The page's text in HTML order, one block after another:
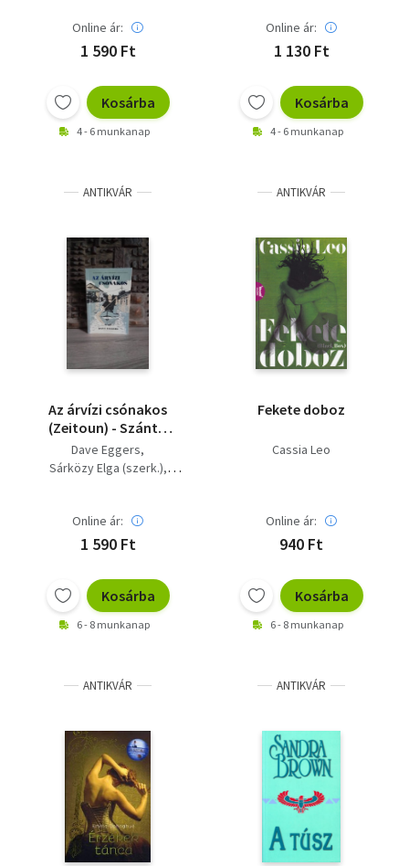
Online ár:
1 590 Ft
Kosárba
4 - 6 munkanap
Online ár:
1 130 Ft
Kosárba
4 - 6 munkanap
ANTIKVÁR
Az árvízi csónakos
(Zeitoun) - Szántó
Judit fordításában
Dave Eggers
Sárközy Elga (szerk.)
Online ár:
1 590 Ft
Kosárba
6 - 8 munkanap
ANTIKVÁR
Fekete doboz
Cassia Leo
Online ár:
940 Ft
Kosárba
6 - 8 munkanap
ANTIKVÁR ANTIKVÁR